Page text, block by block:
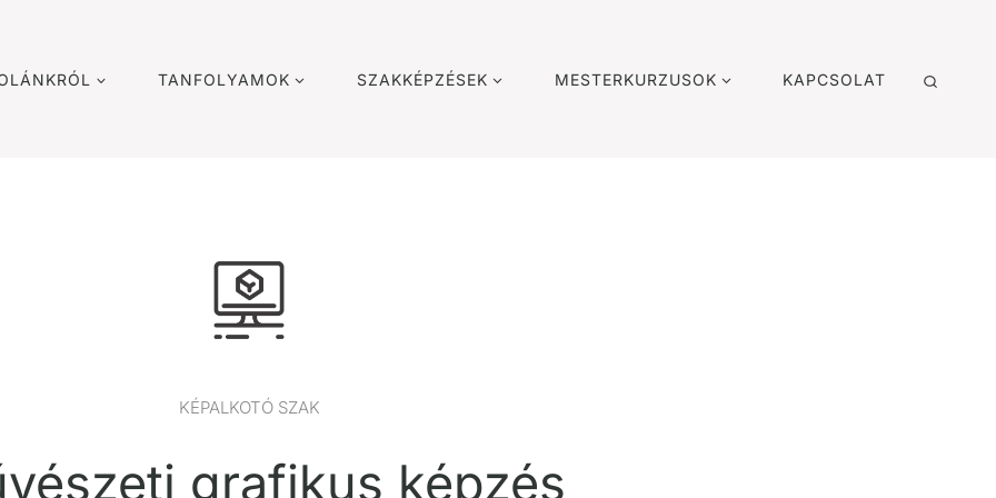
TANFOLYAMOK SZAKKÉPZÉSEK MESTERKURZUSOK KAPCSOLAT
KÉPALKOTÓ SZAK
grafikus képzés